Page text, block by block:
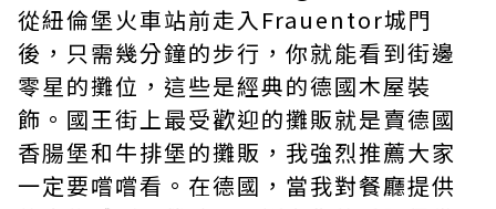
從紐倫堡火車站前走入Frauentor城門
後，只需幾分鐘的步行，你就能看到街邊
零星的攤位，這些是經典的德國木屋裝
飾。國王街上最受歡迎的攤販就是賣德國
香腸堡和牛排堡的攤販，我強烈推薦大家
一定要嚐嚐看。在德國，當我對餐廳提供